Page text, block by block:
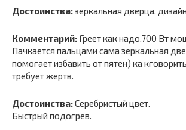
Достоинства:зеркальная дверца,
Комментарий: Греет как надо.700 Вт
Пачкается пальцами сама зеркальная
помогает избавить от пятен) ка
требует жертв.
Достоинства:Серебристый цвет.
Быстрый подогрев.